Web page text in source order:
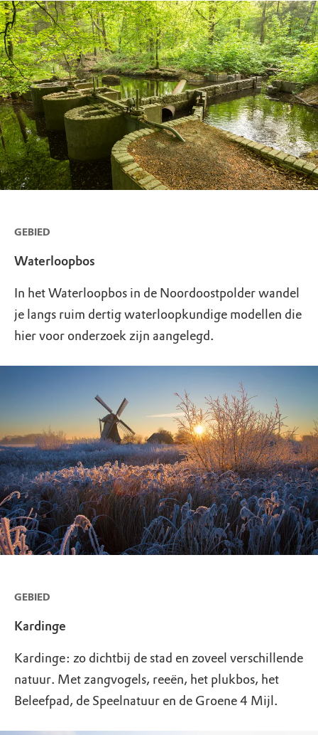
GEBIED
Waterloopbos
In het Waterloopbos in de Noordoostpolder wandel
je langs ruim dertig waterloopkundige modellen die
hier voor onderzoek zijn aangelegd.
GEBIED
Kardinge
Kardinge: zo dichtbij de stad en zoveel verschillende
natuur. Met zangvogels, reeën, het plukbos, het
Beleefpad, de Speelnatuur en de Groene 4 Mijl.